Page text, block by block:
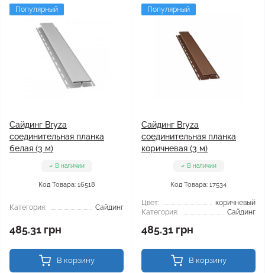
Популярный
Сайдинг Bryza
соединительная планка
белая (3 м)
В наличии
Код Товара: 16518
Категория: Сайдинг
485.31 грн
В корзину
Популярный
Сайдинг Bryza
соединительная планка
коричневая (3 м)
В наличии
Код Товара: 17534
Цвет:
коричневый
Категория:
Сайдинг
485.31 грн
В корзину